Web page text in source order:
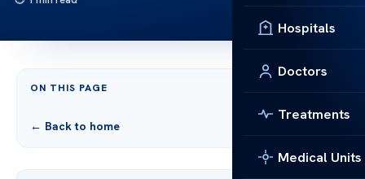
Hospitals
Doctors
Treatments
Medical Units
ON THIS PAGE
← Back to home